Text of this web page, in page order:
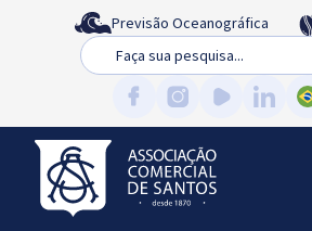
Previsão Oceanográfica
Busca